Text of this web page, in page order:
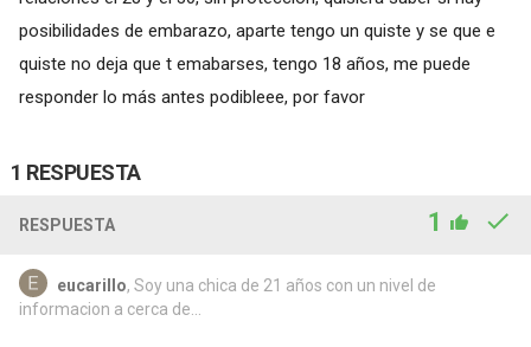
posibilidades de embarazo, aparte tengo un quiste y se que e
quiste no deja que t emabarses, tengo 18 años, me puede
responder lo más antes podibleee, por favor
1 RESPUESTA
RESPUESTA 1
eucarillo, Soy una chica de 21 años con un nivel de
informacion a cerca de...